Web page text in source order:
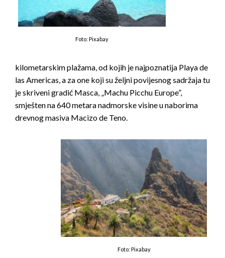
Foto: Pixabay
kilometarskim plažama, od kojih je najpoznatija Playa de
las Americas, a za one koji su željni povijesnog sadržaja tu
je skriveni gradić Masca, „Machu Picchu Europe”,
smješten na 640 metara nadmorske visine u naborima
drevnog masiva Macizo de Teno.
Foto: Pixabay